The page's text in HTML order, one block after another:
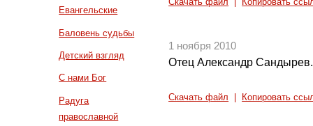
Евангельские
Баловень судьбы
Детский взгляд
С нами Бог
Радуга
православной
Скачать файл Копировать
1 ноября 2010
Отец Александр
Скачать файл Копировать